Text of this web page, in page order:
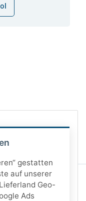
gestatten
auf unserer
Geo-
Ads